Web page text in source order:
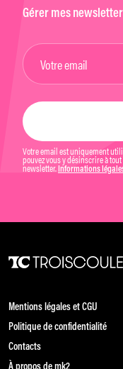
Gérer mes
Votre email est uniquement
pouvez vous y désinscrire à
newsletter. Informations
Mentions légales et CGU
Politique de confidentialité
Contacts